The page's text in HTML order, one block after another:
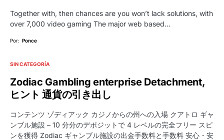
Together with, then chances are you won’t lack solutions, with
over 7,000 video gaming The major web based…
Por: Ponce
SIN CATEGORÍA
Zodiac Gambling enterprise Detachment,
ヒント 通貨の引き出し
コンテンツ ゾディアック カジノからの州への入場 クアトロ ギャ
ンブル施設 – 10 分分のデポジットで 4 レベルの完全フリー スピ
ンを獲得 Zodiac ギャンブル施設の出金手数料と手数料 安心・安